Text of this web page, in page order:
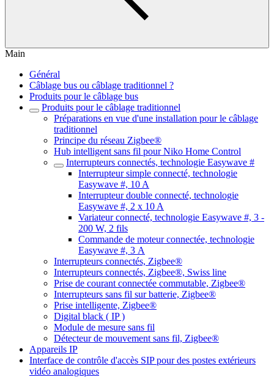
Main
Général
Câblage bus ou câblage traditionnel ?
Produits pour le câblage bus
Produits pour le câblage traditionnel
Préparations en vue d'une installation pour le câblage
traditionnel
Principe du réseau Zigbee®
Hub intelligent sans fil pour Niko Home Control
Interrupteurs connectés, technologie Easywave #
Interrupteur simple connecté, technologie
Easywave #, 10 A
Interrupteur double connecté, technologie
Easywave #, 2 x 10 A
Variateur connecté, technologie Easywave #, 3 -
200 W, 2 fils
Commande de moteur connectée, technologie
Easywave #, 3 A
Interrupteurs connectés, Zigbee®
Interrupteurs connectés, Zigbee®, Swiss line
Prise de courant connectée commutable, Zigbee®
Interrupteurs sans fil sur batterie, Zigbee®
Prise intelligente, Zigbee®
Digital black ( IP )
Module de mesure sans fil
Détecteur de mouvement sans fil, Zigbee®
Appareils IP
Interface de contrôle d'accès SIP pour des postes extérieurs
vidéo analogiques